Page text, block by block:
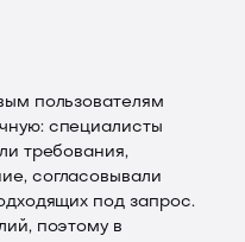
пользователям
специалисты
требования,
согласовывали
под запрос.
поэтому в